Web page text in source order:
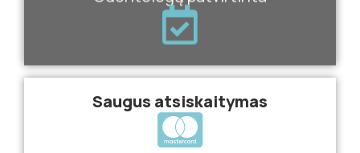
Saugus atsiskaitymas